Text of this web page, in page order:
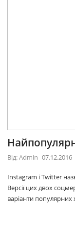
Від: Admin 07.12.2016
Instagram і Twitter
Версії цих двох
варіанти популярних